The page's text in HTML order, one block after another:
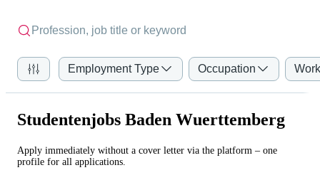
Employment Type Occupation
Studentenjobs Baden Wuerttemberg
Apply immediately without a cover letter via the platform – one
profile for all applications.